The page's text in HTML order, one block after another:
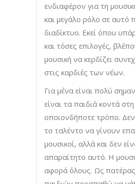
ενδιαφέρον για τη
και μεγάλο ρόλο σε αυτό
διαδίκτυο. Εκεί όπου
και τόσες επιλογές,
μουσική να κερδίζει
στις καρδιές των νέων.
Για μένα είναι πολύ
είναι τα παιδιά κοντά
οποιονδήποτε τρόπο.
το ταλέντο να γίνουν
μουσικοί, αλλά και δεν
απαραίτητο αυτό. Η
αφορά όλους. Ως